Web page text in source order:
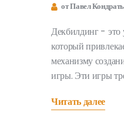
от Павел
Декбилдинг - это
который
механизму
игры. Эти игры
условиям. В
Читать далее